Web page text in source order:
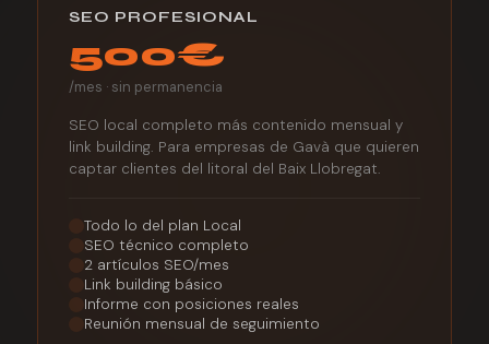
SEO PROFESIONAL
500€
/mes · sin permanencia
SEO local completo más contenido mensual y
link building. Para empresas de Gavà que quieren
captar clientes del litoral del Baix Llobregat.
Todo lo del plan Local
SEO técnico completo
2 artículos SEO/mes
Link building básico
Informe con posiciones reales
Reunión mensual de seguimiento